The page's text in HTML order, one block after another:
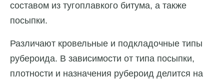
составом из тугоплавкого битума, а также
посыпки.
Различают кровельные и подкладочные типы
рубероида. В зависимости от типа посыпки,
плотности и назначения рубероид делится на